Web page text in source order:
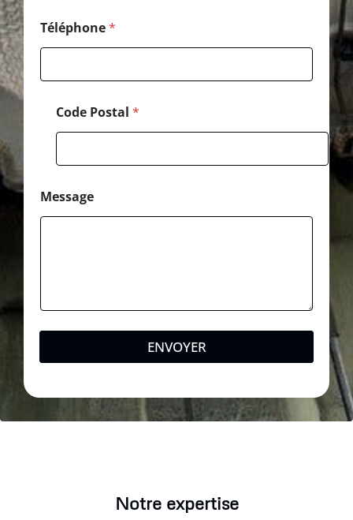
Téléphone*
Code Postal *
*
Message
ENVOYER
Notre expertise